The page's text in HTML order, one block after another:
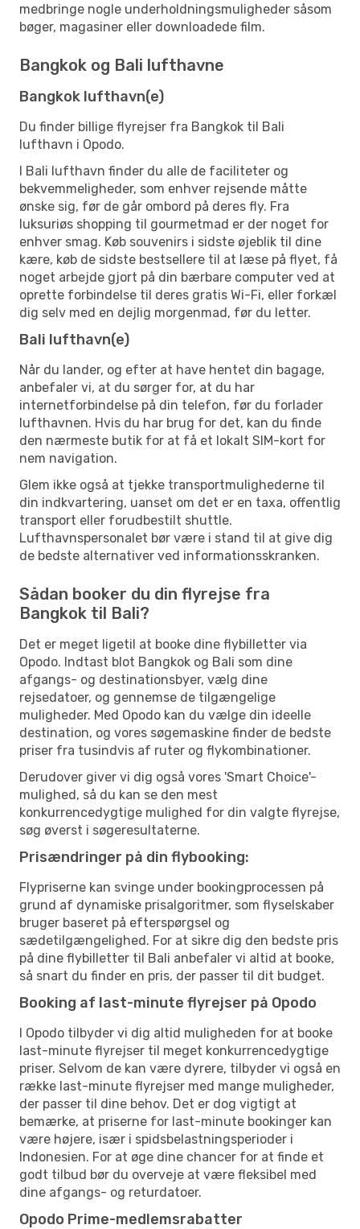
medbringe nogle underholdningsmuligheder såsom
bøger, magasiner eller downloadede film.
Bangkok og Bali lufthavne
Bangkok lufthavn(e)
Du finder billige flyrejser fra Bangkok til Bali
lufthavn i Opodo.
I Bali lufthavn finder du alle de faciliteter og
bekvemmeligheder, som enhver rejsende måtte
ønske sig, før de går ombord på deres fly. Fra
luksuriøs shopping til gourmetmad er der noget for
enhver smag. Køb souvenirs i sidste øjeblik til dine
kære, køb de sidste bestsellere til at læse på flyet, få
noget arbejde gjort på din bærbare computer ved at
oprette forbindelse til deres gratis Wi-Fi, eller forkæl
dig selv med en dejlig morgenmad, før du letter.
Bali lufthavn(e)
Når du lander, og efter at have hentet din bagage,
anbefaler vi, at du sørger for, at du har
internetforbindelse på din telefon, før du forlader
lufthavnen. Hvis du har brug for det, kan du finde
den nærmeste butik for at få et lokalt SIM-kort for
nem navigation.
Glem ikke også at tjekke transportmulighederne til
din indkvartering, uanset om det er en taxa, offentlig
transport eller forudbestilt shuttle.
Lufthavnspersonalet bør være i stand til at give dig
de bedste alternativer ved informationsskranken.
Sådan booker du din flyrejse fra
Bangkok til Bali?
Det er meget ligetil at booke dine flybilletter via
Opodo. Indtast blot Bangkok og Bali som dine
afgangs- og destinationsbyer, vælg dine
rejsedatoer, og gennemse de tilgængelige
muligheder. Med Opodo kan du vælge din ideelle
destination, og vores søgemaskine finder de bedste
priser fra tusindvis af ruter og flykombinationer.
Derudover giver vi dig også vores 'Smart Choice'-
mulighed, så du kan se den mest
konkurrencedygtige mulighed for din valgte flyrejse,
søg øverst i søgeresultaterne.
Prisændringer på din flybooking:
Flypriserne kan svinge under bookingprocessen på
grund af dynamiske prisalgoritmer, som flyselskaber
bruger baseret på efterspørgsel og
sædetilgængelighed. For at sikre dig den bedste pris
på dine flybilletter til Bali anbefaler vi altid at booke,
så snart du finder en pris, der passer til dit budget.
Booking af last-minute flyrejser på Opodo
I Opodo tilbyder vi dig altid muligheden for at booke
last-minute flyrejser til meget konkurrencedygtige
priser. Selvom de kan være dyrere, tilbyder vi også en
række last-minute flyrejser med mange muligheder,
der passer til dine behov. Det er dog vigtigt at
bemærke, at priserne for last-minute bookinger kan
være højere, især i spidsbelastningsperioder i
Indonesien. For at øge dine chancer for at finde et
godt tilbud bør du overveje at være fleksibel med
dine afgangs- og returdatoer.
Opodo Prime-medlemsrabatter